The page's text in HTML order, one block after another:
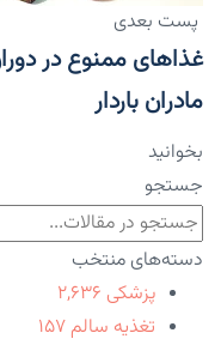
پست بعدی
غذاهای ممنوع در
مادران باردار
بخوانید
جستجو
دسته‌های منتخب
پزشکی ۲,۶۳۶
تغذیه سالم ۱۵۷